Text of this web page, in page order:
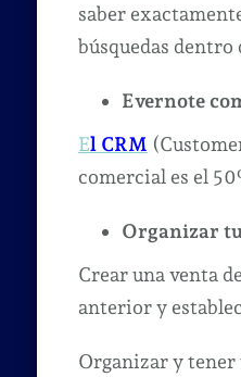
saber
búsquedas
Evernote
El CRM
comercial es el
Organizar
Crear una venta
anterior y
Organizar y tener